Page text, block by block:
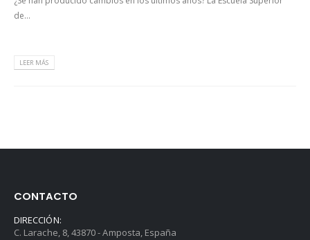
de...
LEER MÁS
CONTACTO
DIRECCIÓN:
C. Larache, 8, 43870 - Amposta, España